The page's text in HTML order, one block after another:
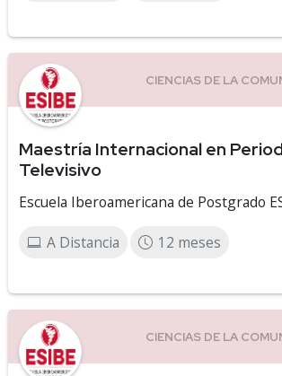
Maestría Internacional en
Televisivo
Escuela Iberoamericana de Postgrado
A Distancia 12 meses